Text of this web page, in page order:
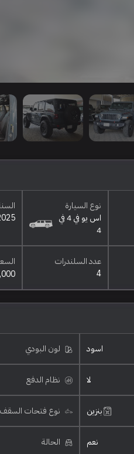
نوع السيارة
اس يو في 4 في
4
عدد السلندرات
4
اسود لون البودي
لا نظام الدفع
بنزين نوع فتحات السقف
نعم الحالة